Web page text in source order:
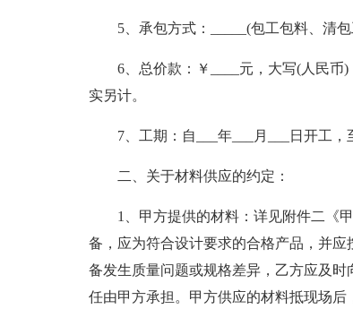
5、承包方式：_____(包工包料、清包
6、总价款：￥____元，大写(人民币
实另计。
7、工期：自___年___月___日开工，
二、关于材料供应的约定：
1、甲方提供的材料：详见附件二《
备，应为符合设计要求的合格产品，并
备发生质量问题或规格差异，乙方应及
任由甲方承担。甲方供应的材料抵现场